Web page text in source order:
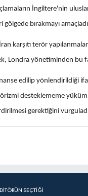
İngiltere'nin
bırakmayı
karşıtı terör
Londra yönetiminden bu
edilip yönlendirildiği
desteklememe
gerektiğini
SEÇTIĞI